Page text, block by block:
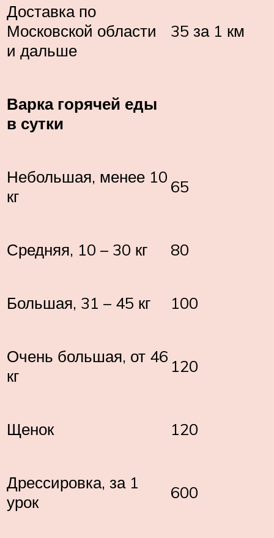
Доставка по
Московской области
и дальше
35 за 1 км
Варка горячей еды
в сутки
Небольшая, менее 10
кг
65
Средняя, 10 – 30 кг 80
Большая, 31 – 45 кг 100
Очень большая, от 46
кг
120
Щенок 120
Дрессировка, за 1
урок
600